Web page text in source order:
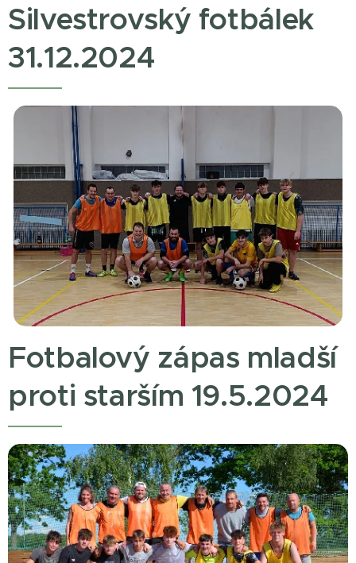
Silvestrovský fotbálek
31.12.2024
Fotbalový zápas mladší
proti starším 19.5.2024